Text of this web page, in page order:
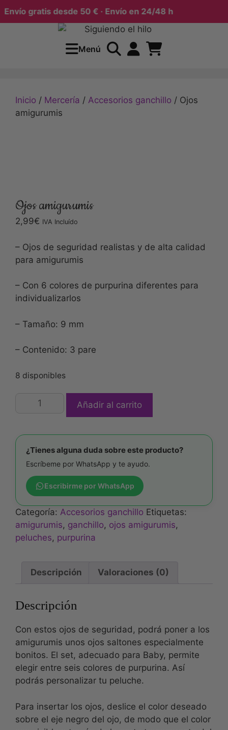
gratis desde 50 € · Envío en 24/48 h
Menú
Inicio / Mercería / Accesorios ganchillo / Ojos
amigurumis
Ojos amigurumis
2,99€ IVA Incluído
– Ojos de seguridad realistas y de alta calidad
para amigurumis
– Con 6 colores de purpurina diferentes para
individualizarlos
– Tamaño: 9 mm
– Contenido: 3 pare
8 disponibles
Añadir al carrito
¿Tienes alguna duda sobre este producto?
Escríbeme por WhatsApp y te ayudo.
Escribirme por WhatsApp
Categoría: Accesorios ganchillo Etiquetas:
amigurumis, ganchillo, ojos amigurumis,
peluches, purpurina
Descripción Valoraciones (0)
Descripción
Con estos ojos de seguridad, podrá poner a los
amigurumis unos ojos saltones especialmente
bonitos. El set, adecuado para Baby, permite
elegir entre seis colores de purpurina. Así
podrás personalizar tu peluche.
Para insertar los ojos, deslice el color deseado
sobre el eje negro del ojo, de modo que el color